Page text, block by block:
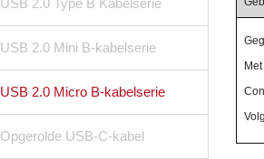
USB 2.0 Type B Kabelserie
USB 2.0 Mini B-kabelserie
USB 2.0 Micro B-kabelserie
Opgerolde USB-C-kabel